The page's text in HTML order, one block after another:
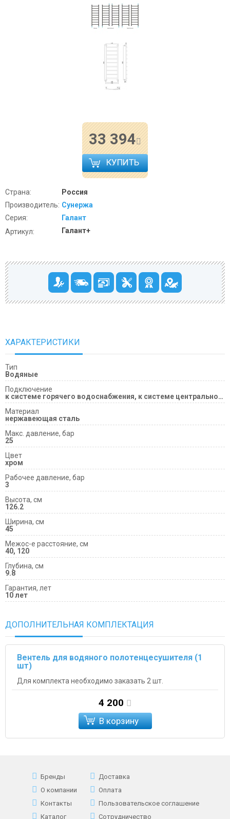
33 394
КУПИТЬ
Страна:
Россия
Производитель: Сунержа
Серия:
Галант
Артикул:
Галант+
ХАРАКТЕРИСТИКИ
Тип
Водяные
Подключение
к системе горячего водоснабжения, к системе центрального отопления
Материал
нержавеющая сталь
Макс. давление, бар
25
Цвет
хром
Рабочее давление, бар
3
Высота, см
126.2
Ширина, см
45
Межос-е расстояние, см
40, 120
Глубина, см
9.8
Гарантия, лет
10 лет
ДОПОЛНИТЕЛЬНАЯ КОМПЛЕКТАЦИЯ
Вентель для водяного полотенцесушителя (1
шт)
Для комплекта необходимо заказать 2 шт.
4 200
В корзину
Бренды
О компании
Контакты
Каталог
Доставка
Оплата
Пользовательское соглашение
Сотрудничество